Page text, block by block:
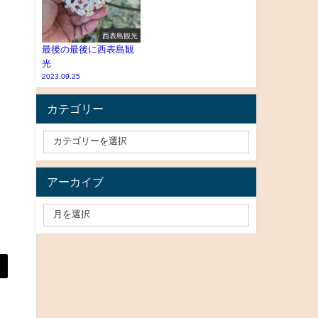
西表島観光
最後の最後に西表島観
光
2023.09.25
カテゴリー
アーカイブ